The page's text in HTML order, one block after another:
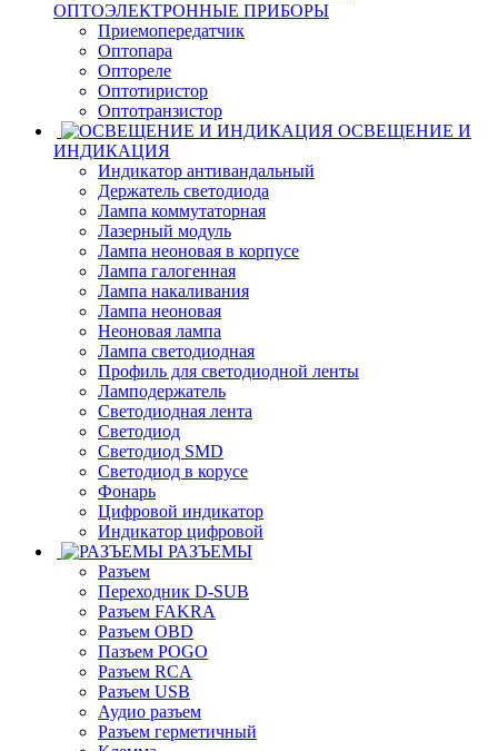
ОПТОЭЛЕКТРОННЫЕ ПРИБОРЫ
Приемопередатчик
Оптопара
Оптореле
Оптотиристор
Оптотранзистор
ОСВЕЩЕНИЕ И
ИНДИКАЦИЯ
Индикатор антивандальный
Держатель светодиода
Лампа коммутаторная
Лазерный модуль
Лампа неоновая в корпусе
Лампа галогенная
Лампа накаливания
Лампа неоновая
Неоновая лампа
Лампа светодиодная
Профиль для светодиодной ленты
Ламподержатель
Светодиодная лента
Светодиод
Светодиод SMD
Светодиод в корусе
Фонарь
Цифровой индикатор
Индикатор цифровой
РАЗЪЕМЫ
Разъем
Переходник D-SUB
Разъем FAKRA
Разъем OBD
Пазъем POGO
Разъем RCA
Разъем USB
Аудио разъем
Разъем герметичный